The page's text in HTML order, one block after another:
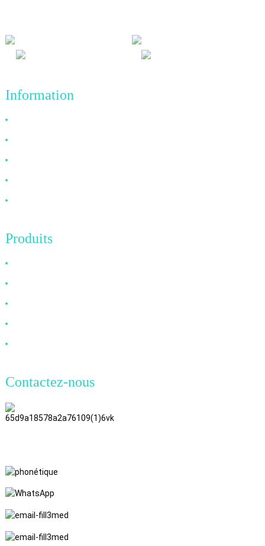
Information
Produits
Contactez-nous